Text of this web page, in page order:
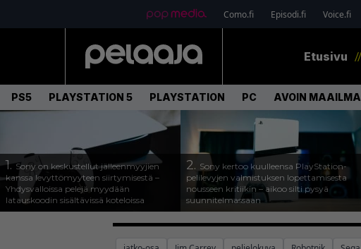
Como.fi Episodi.fi Voice.fi
Etusivu
PS5 PLAYSTATION 5 PLAYSTATION PC AVOIN MAAILMA
1.Sony on keskustellut jälleenmyyjien
kanssa levyttömyyteen siirtymisestä –
Yhdysvalloissa pelejä myydään
latauskoodin sisältävissä koteloissa
2. Sony kertoo kuulleensa PlayStation-
pelilevyjen valmistuksen lopettamisesta
nousseen kritiikin – aikoo silti pysyä
suunnitelmassaan